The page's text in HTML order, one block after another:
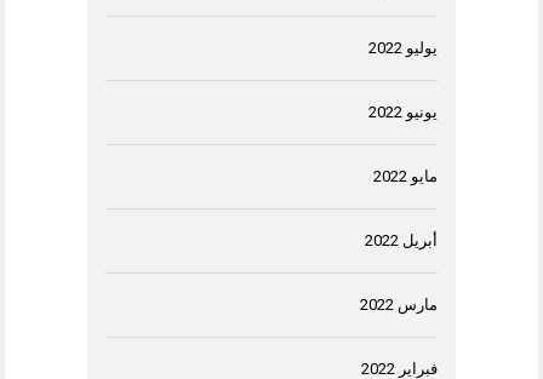
يوليو 2022
يونيو 2022
مايو 2022
أبريل 2022
مارس 2022
فبراير 2022